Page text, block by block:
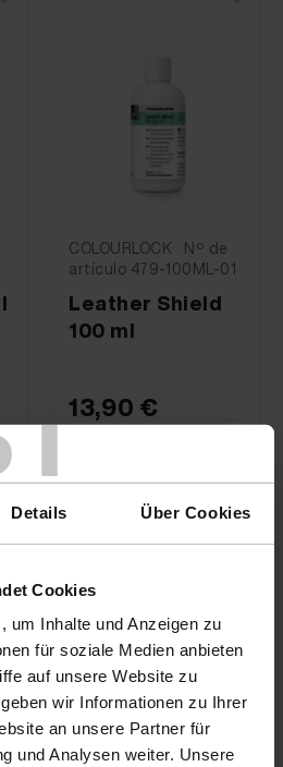
Details Über Cookies
Cookies
um Inhalte und Anzeigen zu
für soziale Medien anbieten
auf unsere Website zu
wir Informationen zu Ihrer
an unsere Partner für
und Analysen weiter. Unsere
COLOURLOCK · Nº de
artículo 479-100ML-01
Leather Shield
100 ml
13,90 €